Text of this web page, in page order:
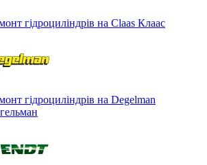
гідроциліндрів на Claas Клаас
гідроциліндрів на Degelman